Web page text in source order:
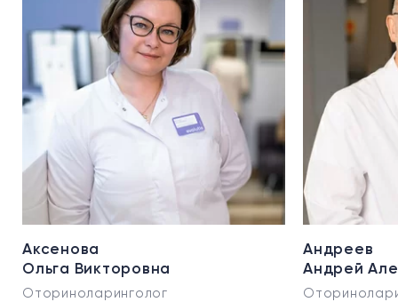
Аксенова
Ольга Викторовна
Оториноларинголог
Андреев
Андрей